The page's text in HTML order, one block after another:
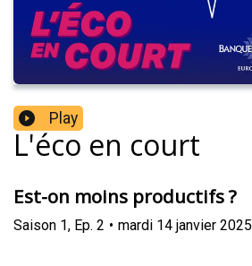
Play
L'éco en court
Est-on moins productifs ?
Saison 1, Ep. 2 • mardi 14 janvier 2025